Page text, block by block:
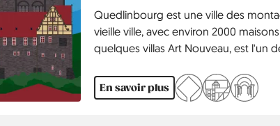
Quedlinbourg est une ville des
vieille ville, avec environ 2000
quelques villas Art Nouveau, est l'un
ville possède également une gare
En savoir plus